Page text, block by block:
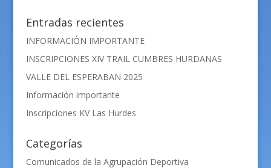
Entradas recientes
INFORMACIÓN IMPORTANTE
INSCRIPCIONES XIV TRAIL CUMBRES HURDANAS
VALLE DEL ESPERABAN 2025
Información importante
Inscripciones KV Las Hurdes
Categorías
Comunicados de la Agrupación Deportiva